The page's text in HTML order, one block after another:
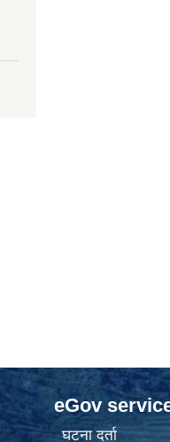
eGov
घटना दर्ता